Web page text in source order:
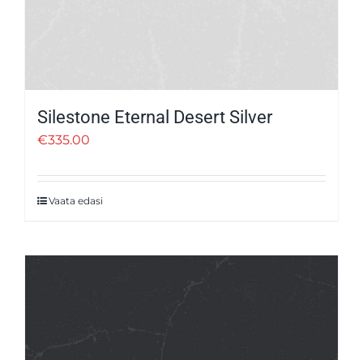
Silestone Eternal Desert Silver
€335.00
Vaata edasi